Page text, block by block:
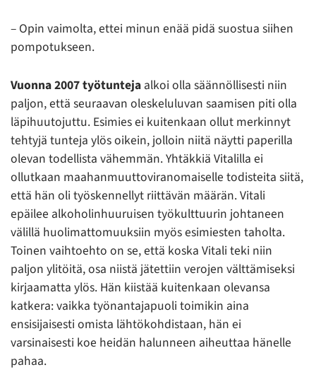
– Opin vaimolta, ettei minun enää pidä suostua siihen
pompotukseen.
Vuonna 2007 työtunteja alkoi olla säännöllisesti niin
paljon, että seuraavan oleskeluluvan saamisen piti olla
läpihuutojuttu. Esimies ei kuitenkaan ollut merkinnyt
tehtyjä tunteja ylös oikein, jolloin niitä näytti paperilla
olevan todellista vähemmän. Yhtäkkiä Vitalilla ei
ollutkaan maahanmuuttoviranomaiselle todisteita siitä,
että hän oli työskennellyt riittävän määrän. Vitali
epäilee alkoholinhuuruisen työkulttuurin johtaneen
välillä huolimattomuuksiin myös esimiesten taholta.
Toinen vaihtoehto on se, että koska Vitali teki niin
paljon ylitöitä, osa niistä jätettiin verojen välttämiseksi
kirjaamatta ylös. Hän kiistää kuitenkaan olevansa
katkera: vaikka työnantajapuoli toimikin aina
ensisijaisesti omista lähtökohdistaan, hän ei
varsinaisesti koe heidän halunneen aiheuttaa hänelle
pahaa.